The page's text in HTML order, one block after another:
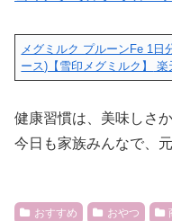
メグミルク プルーンFe 1日
ース)【雪印メグミルク】
楽
健康習慣は、美味しさか
今日も家族みんなで、
おすすめ おやつ